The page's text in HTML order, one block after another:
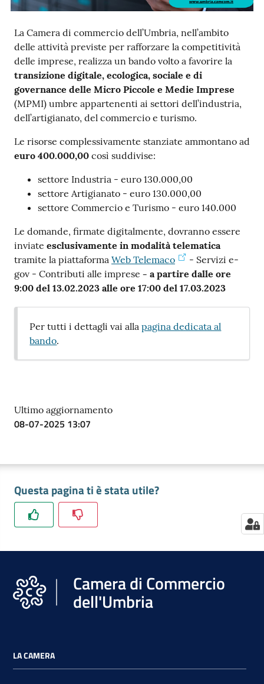
Ac
ce
di
Re
tra
ti
su
La Camera di commercio dell’Umbria, nell’ambito
delle attività previste per rafforzare la competitività
delle imprese, realizza un bando volto a favorire la
transizione digitale, ecologica, sociale e di
governance delle Micro Piccole e Medie Imprese
(MPMI) umbre appartenenti ai settori dell’industria,
dell’artigianato, del commercio e turismo.
Le risorse complessivamente stanziate ammontano ad
euro 400.000,00 così suddivise:
settore Industria - euro 130.000,00
settore Artigianato - euro 130.000,00
settore Commercio e Turismo - euro 140.000
Le domande, firmate digitalmente, dovranno essere
inviate esclusivamente in modalità telematica
tramite la piattaforma Web Telemaco
- Servizi e-
gov - Contributi alle imprese - a partire dalle ore
9:00 del 13.02.2023 alle ore 17:00 del 17.03.2023
Per tutti i dettagli vai allapagina dedicata al
bando.
Ultimo aggiornamento
08-07-2025 13:07
Questa pagina ti è stata utile?
Camera di Commercio
dell'Umbria
LA CAMERA